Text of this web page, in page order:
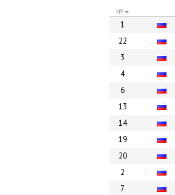
№
1
22
3
4
6
13
14
19
20
2
7